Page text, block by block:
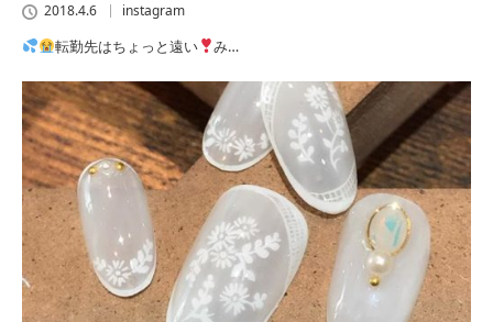
2018.4.6 instagram
転勤先はちょっと遠い み…